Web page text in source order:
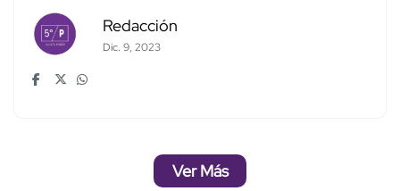
Redacción
Dic. 9, 2023
Ver Más